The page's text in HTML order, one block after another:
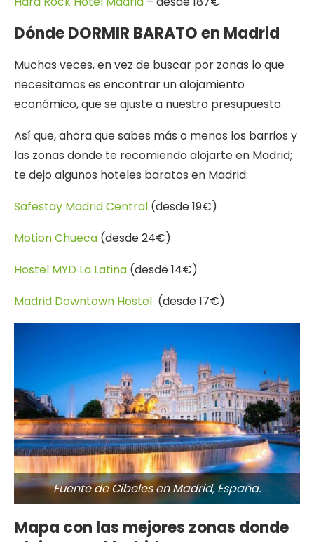
Dónde DORMIR BARATO en Madrid
Muchas veces, en vez de buscar por zonas lo que
necesitamos es encontrar un alojamiento
económico, que se ajuste a nuestro presupuesto.
Así que, ahora que sabes más o menos los barrios y
las zonas donde te recomiendo alojarte en Madrid;
te dejo algunos hoteles baratos en Madrid:
Safestay Madrid Central (desde 19€)
Motion Chueca (desde 24€)
Hostel MYD La Latina (desde 14€)
Madrid Downtown Hostel (desde 17€)
Fuente de Cibeles en Madrid, España.
Mapa con las mejores zonas donde